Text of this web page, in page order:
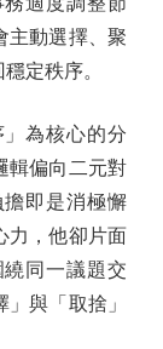
主動選擇、聚
定秩序。
為核心的分
輯偏向二元對
即是消極懈
力，他卻片面
同一議題交
與「取捨」